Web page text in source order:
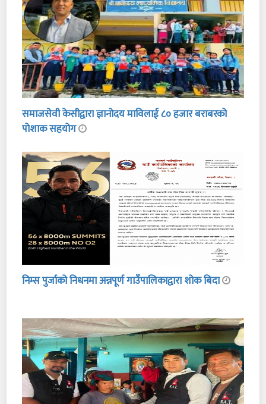
समाजसेवी केसीद्वारा ज्ञानोदय माविलाई ८० हजार बराबरको
पोशाक सहयोग
निम्स पुर्जाको निधनमा अन्नपूर्ण गाउँपालिकाद्वारा शोक बिदा